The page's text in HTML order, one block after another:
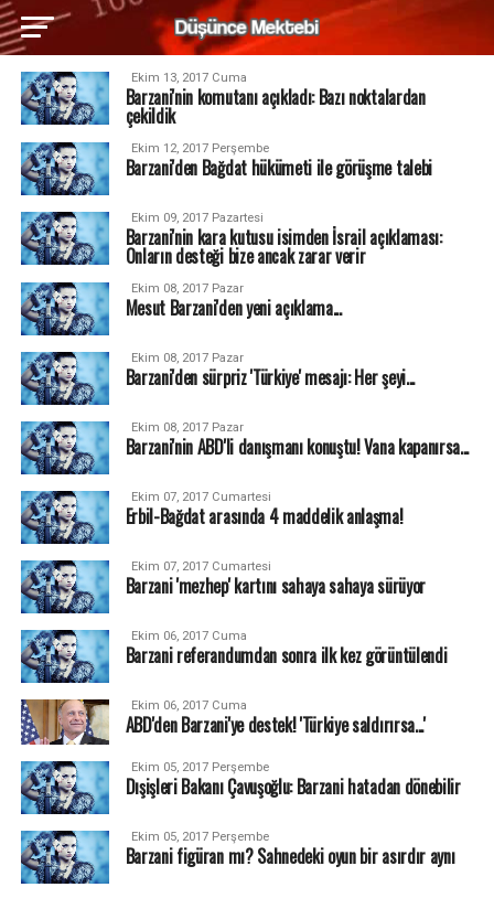
Ekim 13, 2017 Cuma
Barzani'nin komutanı açıkladı: Bazı noktalardan
çekildik
Ekim 12, 2017 Perşembe
Barzani'den Bağdat hükümeti ile görüşme talebi
Ekim 09, 2017 Pazartesi
Barzani'nin kara kutusu isimden İsrail açıklaması:
Onların desteği bize ancak zarar verir
Ekim 08, 2017 Pazar
Mesut Barzani'den yeni açıklama...
Ekim 08, 2017 Pazar
Barzani'den sürpriz 'Türkiye' mesajı: Her şeyi...
Ekim 08, 2017 Pazar
Barzani'nin ABD'li danışmanı konuştu! Vana kapanırsa...
Ekim 07, 2017 Cumartesi
Erbil-Bağdat arasında 4 maddelik anlaşma!
Ekim 07, 2017 Cumartesi
Barzani 'mezhep' kartını sahaya sahaya sürüyor
Ekim 06, 2017 Cuma
Barzani referandumdan sonra ilk kez görüntülendi
Ekim 06, 2017 Cuma
ABD'den Barzani'ye destek! 'Türkiye saldırırsa...'
Ekim 05, 2017 Perşembe
Dışişleri Bakanı Çavuşoğlu: Barzani hatadan dönebilir
Ekim 05, 2017 Perşembe
Barzani figüran mı? Sahnedeki oyun bir asırdır aynı